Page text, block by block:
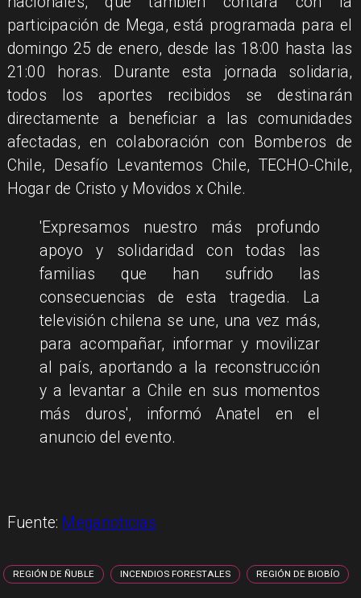
participación de Mega, está programada para el
domingo 25 de enero, desde las 18:00 hasta las
21:00 horas. Durante esta jornada solidaria,
todos los aportes recibidos se destinarán
directamente a beneficiar a las comunidades
afectadas, en colaboración con Bomberos de
Chile, Desafío Levantemos Chile, TECHO-Chile,
Hogar de Cristo y Movidos x Chile.
'Expresamos nuestro más profundo
apoyo y solidaridad con todas las
familias que han sufrido las
consecuencias de esta tragedia. La
televisión chilena se une, una vez más,
para acompañar, informar y movilizar
al país, aportando a la reconstrucción
y a levantar a Chile en sus momentos
más duros', informó Anatel en el
anuncio del evento.
Fuente: Meganoticias
REGIÓN DE ÑUBLE INCENDIOS FORESTALES REGIÓN DE BIOBÍO